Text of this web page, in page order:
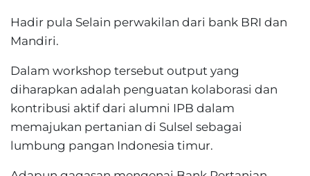
Hadir pula Selain perwakilan dari bank BRI dan
Mandiri.
Dalam workshop tersebut output yang
diharapkan adalah penguatan kolaborasi dan
kontribusi aktif dari alumni IPB dalam
memajukan pertanian di Sulsel sebagai
lumbung pangan Indonesia timur.